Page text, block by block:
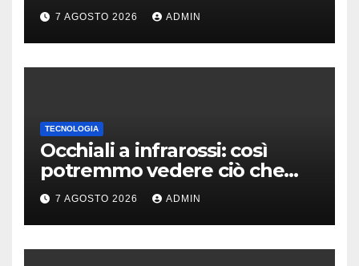
che “scuotono” Volkswagen
7 AGOSTO 2026 ADMIN
TECNOLOGIA
Occhiali a infrarossi: così
potremmo vedere ciò che
oggi è invisibile
7 AGOSTO 2026 ADMIN